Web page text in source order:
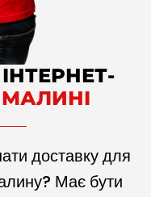
доставку для
Має бути